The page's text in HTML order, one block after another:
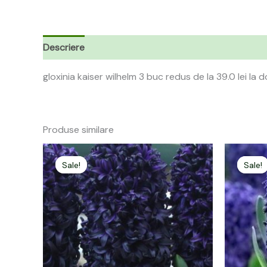
Descriere
gloxinia kaiser wilhelm 3 buc redus de la 39.0 lei la
Produse similare
Sale!
Sale!
Prețul
inițial
a
fost:
40,00 lei.
Prețul
curent
este:
21,00 lei.
Sale!
Sale! a